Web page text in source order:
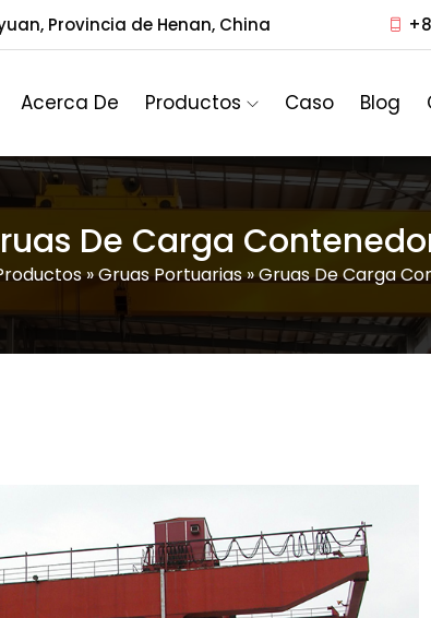
Provincia de Henan, China
Acerca De Productos Caso Blog
De Carga
»Gruas Portuarias»Gruas De Carga